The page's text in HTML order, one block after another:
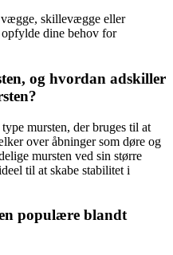
skillevægge eller
opfylde dine behov for
og hvordan adskiller
mursten, der bruges til at
over åbninger som døre og
mursten ved sin større
til at skabe stabilitet i
populære blandt